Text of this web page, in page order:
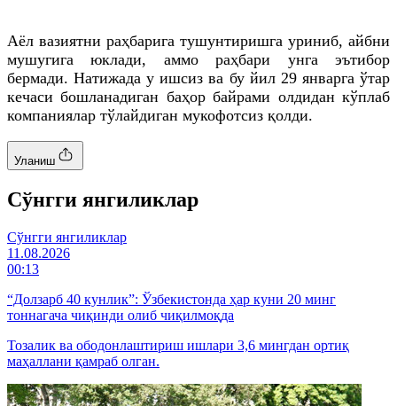
Аёл вазиятни раҳбарига тушунтиришга уриниб, айбни
мушугига юклади, аммо раҳбари унга эътибор
бермади. Натижада у ишсиз ва бу йил 29 январга ўтар
кечаси бошланадиган баҳор байрами олдидан кўплаб
компаниялар тўлайдиган мукофотсиз қолди.
Уланиш
Cўнгги янгиликлар
Cўнгги янгиликлар
11.08.2026
00:13
“Долзарб 40 кунлик”: Ўзбекистонда ҳар куни 20 минг
тоннагача чиқинди олиб чиқилмоқда
Тозалик ва ободонлаштириш ишлари 3,6 мингдан ортиқ
маҳаллани қамраб олган.